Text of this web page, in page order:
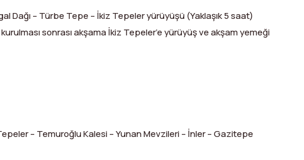
Dağı – Türbe Tepe – İkiz Tepeler yürüyüşü (Yaklaşık 5 saat)
sonrası akşama İkiz Tepeler’e yürüyüş ve akşam yemeği
– Temuroğlu Kalesi – Yunan Mevzileri – İnler – Gazitepe